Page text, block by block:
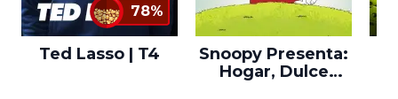
78%
Ted Lasso | T4
Snoopy Presenta:
Hogar, Dulce